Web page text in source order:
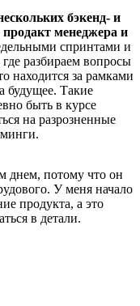
бэкенд- и
продакт менеджера и
спринтами и
разбираем вопросы
находится за рамками
будущее. Такие
быть в курсе
на разрозненные
днем, потому что он
У меня начало
продукта, а это
в детали.